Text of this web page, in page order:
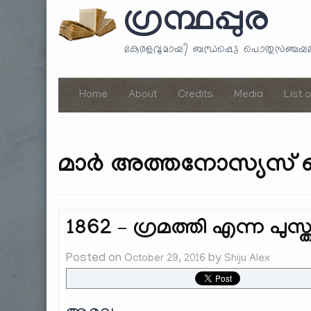
ഗ്രന്ഥപ്പുര
കേരളവുമായി ബന്ധപ്പെട്ട
Home About Credits Media List
മാർ അത്തനോസ്യസ്
1862 – ഗ്രമത്തി എന്ന
Posted on October 29, 2016 by Shiju Alex